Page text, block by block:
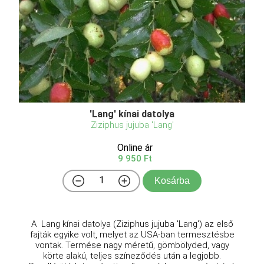
'Lang' kínai datolya
Ziziphus jujuba 'Lang'
Online ár
9 950 Ft
Kosárba
A Lang kínai datolya (Ziziphus jujuba 'Lang') az első
fajták egyike volt, melyet az USA-ban termesztésbe
vontak. Termése nagy méretű, gömbölyded, vagy
körte alakú, teljes színeződés után a legjobb.